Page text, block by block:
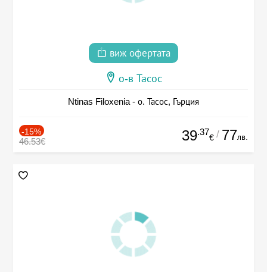
виж офертата
о-в Тасос
Ntinas Filoxenia - о. Тасос, Гърция
-15%
46.53€ 39.37
€ / 77лв.